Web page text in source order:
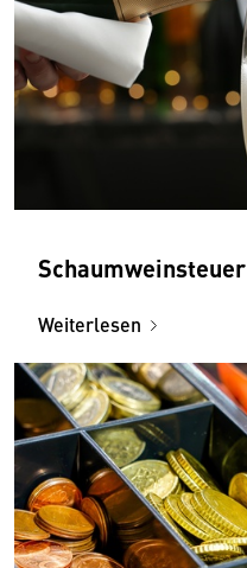
Schaumweinsteuer
Weiterlesen